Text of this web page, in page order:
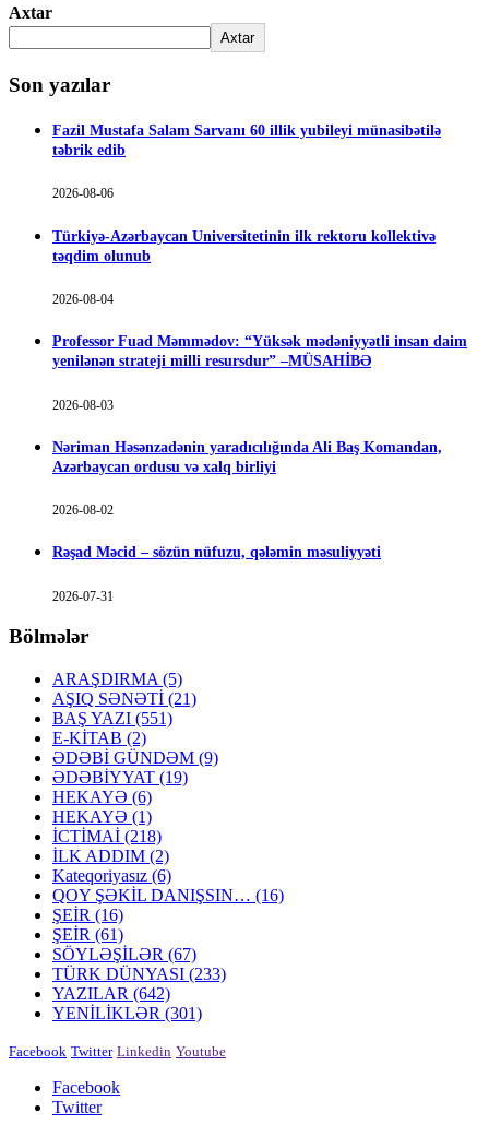
Axtar
Axtar
Son yazılar
Fazil Mustafa Salam Sarvanı 60 illik yubileyi münasibətilə
təbrik edib
2026-08-06
Türkiyə-Azərbaycan Universitetinin ilk rektoru kollektivə
təqdim olunub
2026-08-04
Professor Fuad Məmmədov: “Yüksək mədəniyyətli insan daim
yenilənən strateji milli resursdur” –MÜSAHİBƏ
2026-08-03
Nəriman Həsənzadənin yaradıcılığında Ali Baş Komandan,
Azərbaycan ordusu və xalq birliyi
2026-08-02
Rəşad Məcid – sözün nüfuzu, qələmin məsuliyyəti
2026-07-31
Bölmələr
ARAŞDIRMA (5)
AŞIQ SƏNƏTİ (21)
BAŞ YAZI (551)
E-KİTAB (2)
ƏDƏBİ GÜNDƏM (9)
ƏDƏBİYYAT (19)
HEKAYƏ (6)
HEKAYƏ (1)
İCTİMAİ (218)
İLK ADDIM (2)
Kateqoriyasız (6)
QOY ŞƏKİL DANIŞSIN… (16)
ŞEİR (16)
ŞEİR (61)
SÖYLƏŞİLƏR (67)
TÜRK DÜNYASI (233)
YAZILAR (642)
YENİLİKLƏR (301)
Facebook Twitter Linkedin Youtube
Facebook
Twitter